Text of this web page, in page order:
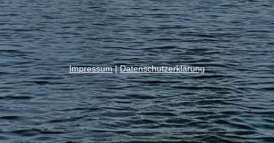
Impressum|Datenschutzerklärung